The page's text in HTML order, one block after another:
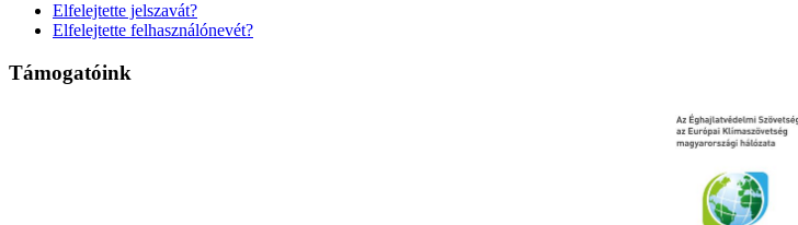
Elfelejtette jelszavát?
Elfelejtette felhasználónevét?
Támogatóink